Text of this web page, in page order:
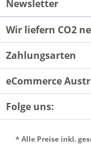
Newsletter
Wir liefern CO2
Zahlungsarten
eCommerce
Folge uns:
* Alle Preise inkl.